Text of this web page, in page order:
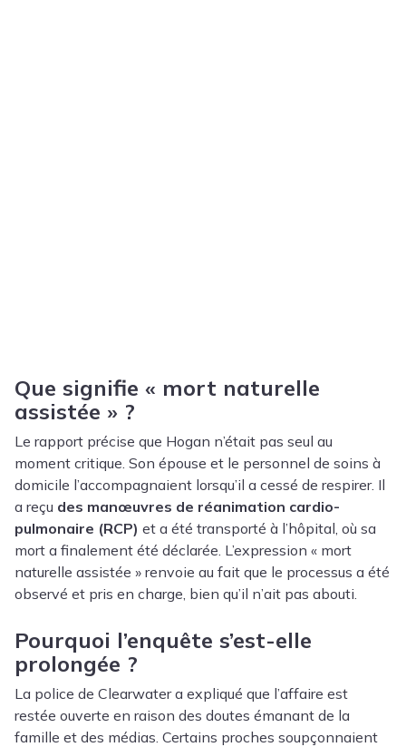
Que signifie « mort naturelle
assistée » ?
Le rapport précise que Hogan n’était pas seul au
moment critique. Son épouse et le personnel de soins à
domicile l’accompagnaient lorsqu’il a cessé de respirer. Il
a reçu des manœuvres de réanimation cardio-
pulmonaire (RCP) et a été transporté à l’hôpital, où sa
mort a finalement été déclarée. L’expression « mort
naturelle assistée » renvoie au fait que le processus a été
observé et pris en charge, bien qu’il n’ait pas abouti.
Pourquoi l’enquête s’est-elle
prolongée ?
La police de Clearwater a expliqué que l’affaire est
restée ouverte en raison des doutes émanant de la
famille et des médias. Certains proches soupçonnaient